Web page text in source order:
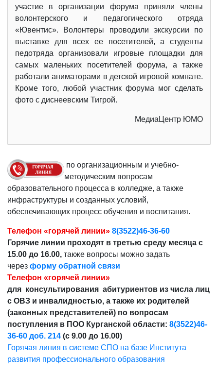
участие в организации форума приняли члены
волонтерского и педагогического отряда
«Ювентис». Волонтеры проводили экскурсии по
выставке для всех ее посетителей, а студенты
педотряда организовали игровые площадки для
самых маленьких посетителей форума, а также
работали аниматорами в детской игровой комнате.
Кроме того, любой участник форума мог сделать
фото с диснеевским Тигрой.
МедиаЦентр ЮМО
по организационным и учебно-
методическим вопросам
образовательного процесса в колледже, а также
инфраструктуры и созданных условий,
обеспечивающих процесс обучения и воспитания.
Телефон «горячей линии» 8(3522)46-36-60
Горячие линии проходят в третью среду месяца с
15.00 до 16.00, также вопросы можно задать
через форму обратной связи
Телефон «горячей линии»
для консультирования абитуриентов из числа лиц
с ОВЗ и инвалидностью, а также их родителей
(законных представителей) по вопросам
поступления в ПОО Курганской области: 8(3522)46-
36-60 доб. 214 (с 9.00 до 16.00)
Горячая линия в системе СПО на базе Института
развития профессионального образования